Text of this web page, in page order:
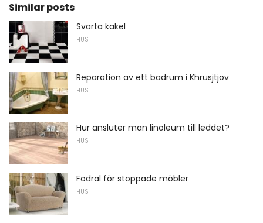
Similar posts
Svarta kakel
HUS
Reparation av ett badrum i Khrusjtjov
HUS
Hur ansluter man linoleum till leddet?
HUS
Fodral för stoppade möbler
HUS